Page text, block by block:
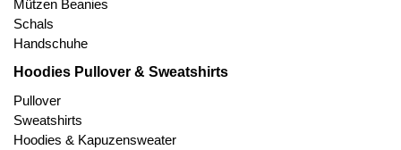
Mützen Beanies
Schals
Handschuhe
Hoodies Pullover & Sweatshirts
Pullover
Sweatshirts
Hoodies & Kapuzensweater